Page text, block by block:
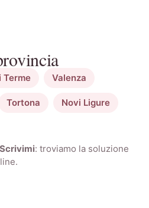
Terme Valenza
Tortona Novi Ligure
Scrivimi: troviamo la soluzione